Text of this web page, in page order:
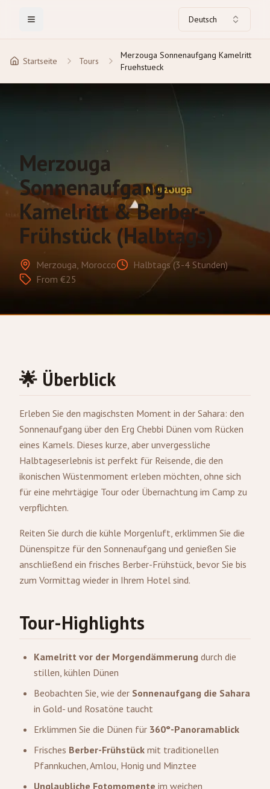
Toggle Menu Deutsch
Startseite Tours
Merzouga Sonnenaufgang Kamelritt
Fruehstueck
Merzouga
Sonnenaufgang-
Kamelritt & Berber-
Frühstück (Halbtags)
Merzouga, Morocco
Halbtags (3-4 Stunden)
From €25
🌟 Überblick
Erleben Sie den magischsten Moment in der Sahara: den
Sonnenaufgang über den Erg Chebbi Dünen vom Rücken
eines Kamels. Dieses kurze, aber unvergessliche
Halbtageserlebnis ist perfekt für Reisende, die den
ikonischen Wüstenmoment erleben möchten, ohne sich
für eine mehrtägige Tour oder Übernachtung im Camp zu
verpflichten.
Reiten Sie durch die kühle Morgenluft, erklimmen Sie die
Dünenspitze für den Sonnenaufgang und genießen Sie
anschließend ein frisches Berber-Frühstück, bevor Sie bis
zum Vormittag wieder in Ihrem Hotel sind.
Tour-Highlights
Kamelritt vor der Morgendämmerung durch die
stillen, kühlen Dünen
Beobachten Sie, wie der Sonnenaufgang die Sahara
in Gold- und Rosatöne taucht
Erklimmen Sie die Dünen für 360°-Panoramablick
Frisches Berber-Frühstück mit traditionellen
Pfannkuchen, Amlou, Honig und Minztee
Unglaubliche Fotomomente im weichen